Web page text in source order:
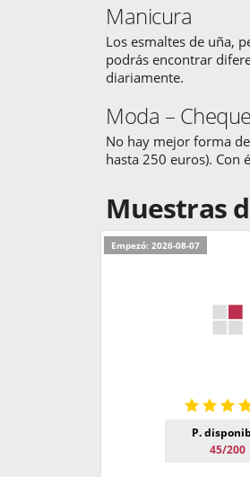
Manicura
Los esmaltes de uña,
podrás encontrar
diariamente.
Moda –
No hay mejor forma
hasta 250 euros). Con
Muestras
Empezó: 2026-08-07
P.
45/200